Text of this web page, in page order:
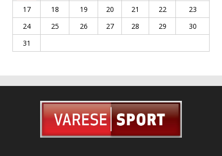
17
18 19 20 21 22
23
24
25 26 27 28 29
30
31